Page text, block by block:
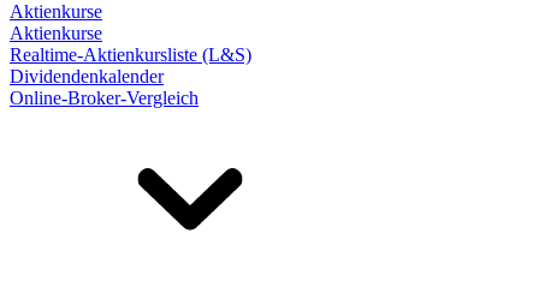
Aktienkurse
Aktienkurse
Realtime-Aktienkursliste (L&S)
Dividendenkalender
Online-Broker-Vergleich